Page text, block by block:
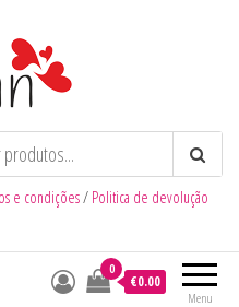
Num Click de Diversão
e condições/ Politica de devolução
Menu
0
€0.00